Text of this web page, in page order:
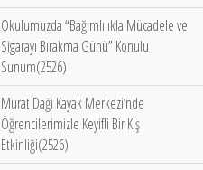
Okulumuzda “Bağımlılıkla Mücadele ve
Sigarayı Bırakma Günü” Konulu
Sunum(2526)
Murat Dağı Kayak Merkezi’nde
Öğrencilerimizle Keyifli Bir Kış
Etkinliği(2526)